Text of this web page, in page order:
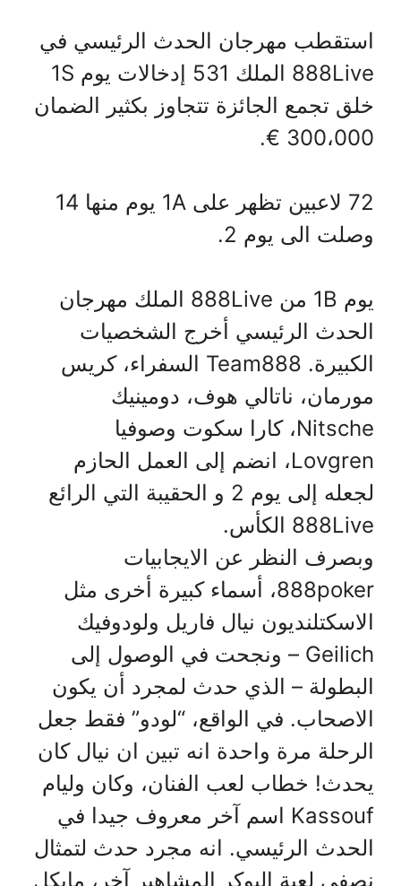
استقطب مهرجان الحدث الرئيسي في
888Live الملك 531 إدخالات يوم 1S
خلق تجمع الجائزة تتجاوز بكثير الضمان
300،000 €.
72 لاعبين تظهر على 1A يوم منها 14
وصلت الى يوم 2.
يوم 1B من 888Live الملك مهرجان
الحدث الرئيسي أخرج الشخصيات
الكبيرة. Team888 السفراء، كريس
مورمان، ناتالي هوف، دومينيك
Nitsche، كارا سكوت وصوفيا
Lovgren، انضم إلى العمل الحازم
لجعله إلى يوم 2 و الحقيبة التي الرائع
888Live الكأس.
وبصرف النظر عن الايجابيات
888poker، أسماء كبيرة أخرى مثل
الاسكتلنديون نيال فاريل ولودوفيك
Geilich – ونجحت في الوصول إلى
البطولة – الذي حدث لمجرد أن يكون
الاصحاب. في الواقع، “لودو” فقط جعل
الرحلة مرة واحدة انه تبين ان نيال كان
يحدث! خطاب لعب الفنان، وكان وليام
Kassouf اسم آخر معروف جيدا في
الحدث الرئيسي. انه مجرد حدث لتمثال
نصفي لعبة البوكر المشاهير آخر، مايكل